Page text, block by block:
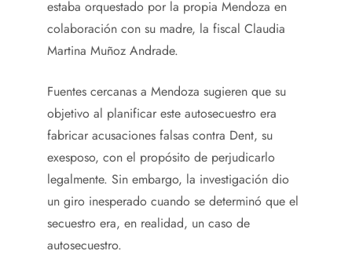
estaba orquestado por la propia Mendoza en
colaboración con su madre, la fiscal Claudia
Martina Muñoz Andrade.
Fuentes cercanas a Mendoza sugieren que su
objetivo al planificar este autosecuestro era
fabricar acusaciones falsas contra Dent, su
exesposo, con el propósito de perjudicarlo
legalmente. Sin embargo, la investigación dio
un giro inesperado cuando se determinó que el
secuestro era, en realidad, un caso de
autosecuestro.